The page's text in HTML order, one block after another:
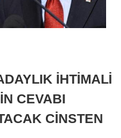
İHTİMALİ
CEVABI
CİNSTEN